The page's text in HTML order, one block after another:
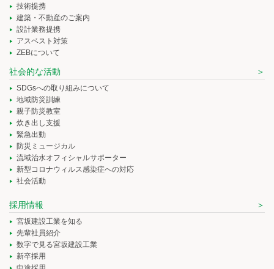
技術提携
建築・不動産のご案内
設計業務提携
アスベスト対策
ZEBについて
社会的な活動
SDGsへの取り組みについて
地域防災訓練
親子防災教室
炊き出し支援
緊急出動
防災ミュージカル
流域治水オフィシャルサポーター
新型コロナウィルス感染症への対応
社会活動
採用情報
宮坂建設工業を知る
先輩社員紹介
数字で見る宮坂建設工業
新卒採用